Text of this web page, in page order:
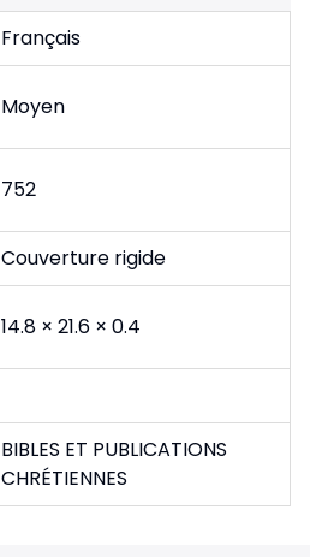
Français
Moyen
752
Couverture rigide
14.8 × 21.6 × 0.4
BIBLES ET PUBLICATIONS
CHRÉTIENNES